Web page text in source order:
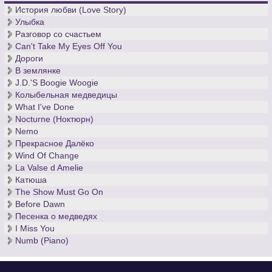
Беспокойные британские ученые исследовали воздействие
различных музыкальных произведений на организм
человека. Так вот, если вы нервничаете, и при этом
являетесь человеком, вам лучше всего
луны»Клода Дебюсси. Разучив лунное произведение, вы
успокоитесь, что до сих пор не удается британским ученым,
не знающим ноты классической музыки.
История любви (Love Story)
Улыбка
Разговор со счастьем
Can't Take My Eyes Off You
Дороги
В землянке
J.D.'S Boogie Woogie
Колыбельная медведицы
What I've Done
Nocturne (Ноктюрн)
Nemo
Прекрасное Далёко
Wind Of Change
La Valse d Amelie
Катюша
The Show Must Go On
Before Dawn
Песенка о медведях
I Miss You
Numb (Piano)